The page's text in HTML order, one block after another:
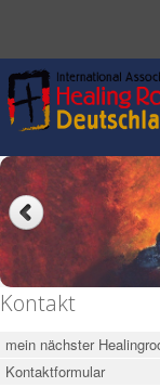
Kontakt
mein nächster
Kontaktformular